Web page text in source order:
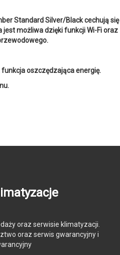
Standard Silver/Black cechują się
możliwa dzięki funkcji Wi-Fi oraz
oszczędzająca energię.
oraz serwisie klimatyzacji.
oraz serwis gwarancyjny i